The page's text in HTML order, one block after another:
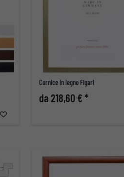
Cornice in legno Figari
da 218,60 € *